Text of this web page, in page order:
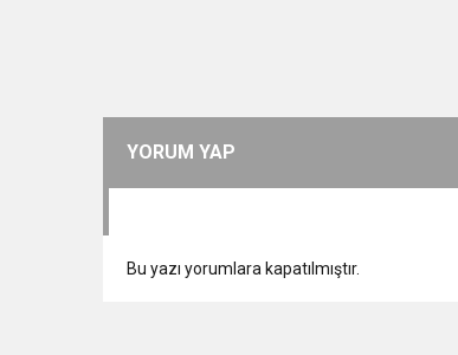
YORUM YAP
Bu yazı yorumlara kapatılmıştır.